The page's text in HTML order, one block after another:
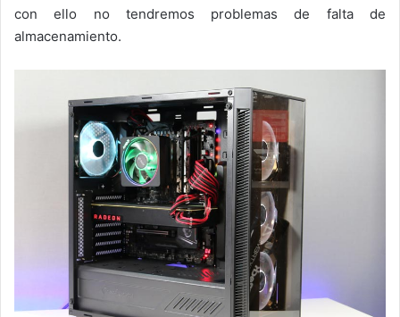
con ello no tendremos problemas de falta de
almacenamiento.